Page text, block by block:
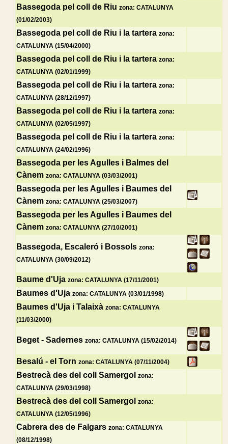
Bassegoda pel coll de Riu zona: CATALUNYA
(01/02/2003)
Bassegoda pel coll de Riu i la tartera zona:
CATALUNYA (15/04/2000)
Bassegoda pel coll de Riu i la tartera zona:
CATALUNYA (02/01/1999)
Bassegoda pel coll de Riu i la tartera zona:
CATALUNYA (28/12/1997)
Bassegoda pel coll de Riu i la tartera zona:
CATALUNYA (02/05/1997)
Bassegoda pel coll de Riu i la tartera zona:
CATALUNYA (24/02/1996)
Bassegoda per les Agulles i Balmes del
Cànem zona: CATALUNYA (03/03/2001)
Bassegoda per les Agulles i Baumes del
Cànem zona: CATALUNYA (25/03/2007)
Bassegoda per les Agulles i Baumes del
Cànem zona: CATALUNYA (27/10/2001)
Bassegoda, Escaleró i Bossols zona:
CATALUNYA (30/09/2012)
Baume d'Uja zona: CATALUNYA (17/11/2001)
Baumes d'Uja zona: CATALUNYA (03/01/1998)
Baumes d'Uja i Talaixà zona: CATALUNYA
(11/03/2000)
Beget - Sadernes zona: CATALUNYA (15/02/2014)
Besalú - el Torn zona: CATALUNYA (07/11/2004)
Bestrecà des del coll Samergol zona:
CATALUNYA (29/03/1998)
Bestrecà des del coll Samergol zona:
CATALUNYA (12/05/1996)
Cabrera des de Falgars zona: CATALUNYA
(08/12/1998)